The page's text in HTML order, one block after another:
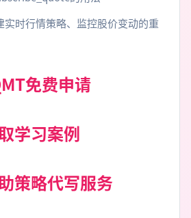
实时行情策略、监控股价变动的重
免费申请
学习案例
策略代写服务